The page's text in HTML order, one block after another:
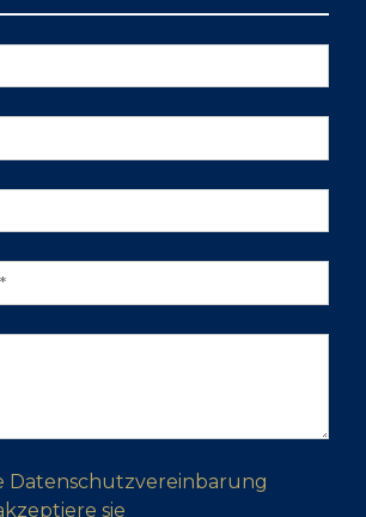
Datenschutzvereinbarung
sie